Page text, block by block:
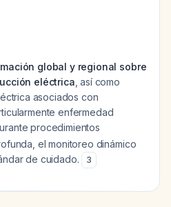
global y regional sobre
eléctrica , así como
asociados con
enfermedad
procedimientos
el monitoreo dinámico
de cuidado.
3